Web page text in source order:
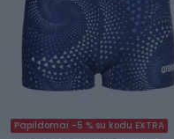
Papildomai -5 % su kodu EXTRA